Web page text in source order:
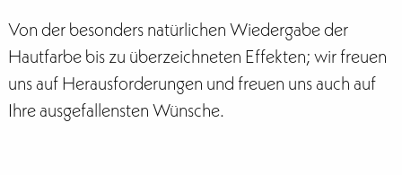
Von der besonders natürlichen Wiedergabe der
Hautfarbe bis zu überzeichneten Effekten; wir freuen
uns auf Herausforderungen und freuen uns auch auf
Ihre ausgefallensten Wünsche.